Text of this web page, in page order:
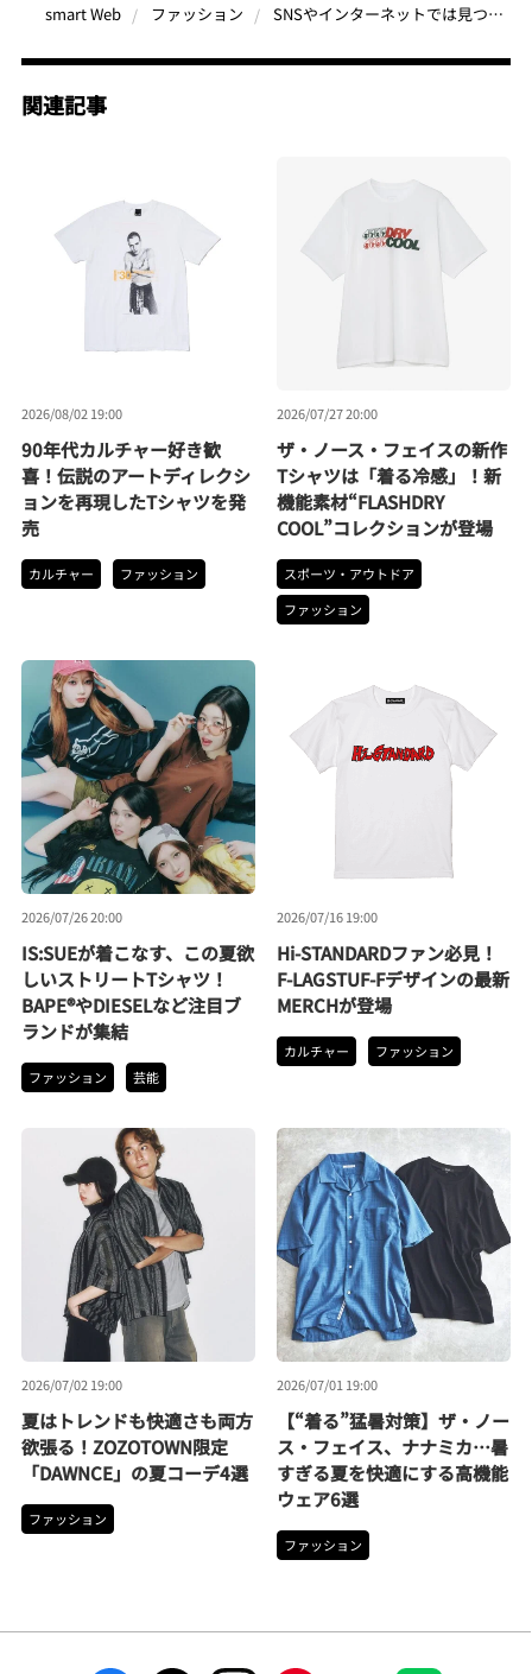
smart Web ファッション SNSやインターネットでは見つからない“一点モノ”のTシャツが揃う古着屋【原宿「STEP AHEAD」】
関連記事
2026/08/02 19:00
90年代カルチャー好き歓
喜！伝説のアートディレクシ
ョンを再現したTシャツを発
売
カルチャー ファッション
2026/07/27 20:00
ザ・ノース・フェイスの新作
Tシャツは「着る冷感」！新
機能素材“FLASHDRY
COOL”コレクションが登場
スポーツ・アウトドア
ファッション
2026/07/26 20:00
IS:SUEが着こなす、この夏欲
しいストリートTシャツ！
BAPE®やDIESELなど注目ブ
ランドが集結
ファッション 芸能
2026/07/16 19:00
Hi-STANDARDファン必見！
F-LAGSTUF-Fデザインの最新
MERCHが登場
カルチャー ファッション
2026/07/02 19:00
夏はトレンドも快適さも両方
欲張る！ZOZOTOWN限定
「DAWNCE」の夏コーデ4選
ファッション
2026/07/01 19:00
【“着る”猛暑対策】ザ・ノー
ス・フェイス、ナナミカ…暑
すぎる夏を快適にする高機能
ウェア6選
ファッション